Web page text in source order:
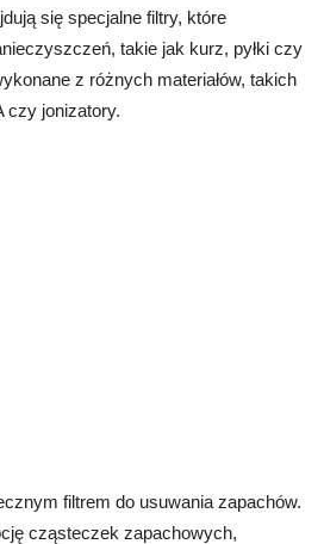
się specjalne filtry, które
takie jak kurz, pyłki czy
z różnych materiałów, takich
czy jonizatory.
filtrem do usuwania zapachów.
cząsteczek zapachowych,